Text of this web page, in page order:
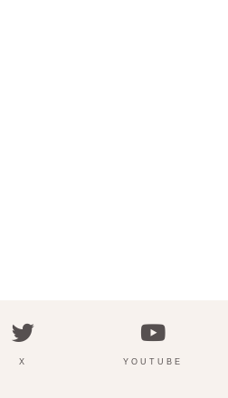
X YOUTUBE